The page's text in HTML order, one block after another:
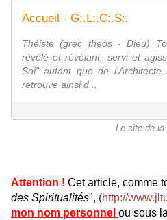
Accueil - G:.L:.C:.S:.
Théiste (grec theos - Dieu)
révélé et révélant, servi et
Soi" autant que de
retrouve ainsi d...
Le site de la
Attention ! Cet article, comme
des Spiritualités", (http://
mon nom personnel ou sous